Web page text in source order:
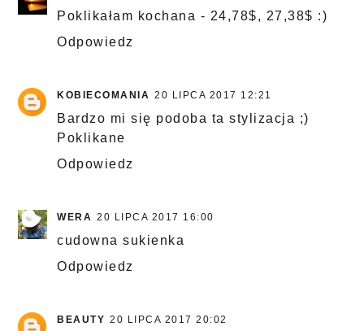
Poklikałam kochana - 24,78$, 27,38$ :)
Odpowiedz
KOBIECOMANIA 20 LIPCA 2017 12:21
Bardzo mi się podoba ta stylizacja ;)
Poklikane
Odpowiedz
WERA 20 LIPCA 2017 16:00
cudowna sukienka
Odpowiedz
BEAUTY 20 LIPCA 2017 20:02